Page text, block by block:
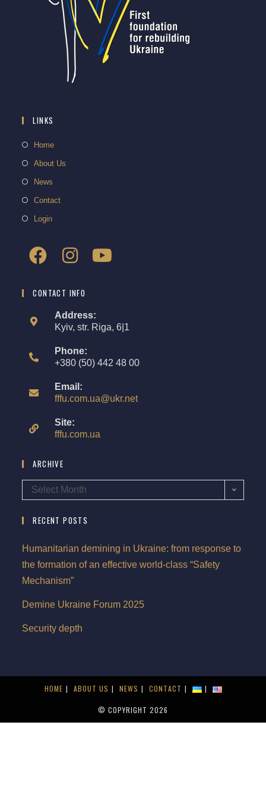
LINKS
Home
About Us
News
Contact
Login
CONTACT INFO
Address:
Kyiv, str. Riga, 6|1
Phone:
+380 (50) 442 48 00
Email:
fffu.com.ua@ukr.net
Site:
fffu.com.ua
ARCHIVE
Select Month
RECENT POSTS
Humanitarian demining in Ukraine: from response to
the formation of an effective world-class “Safety
Mechanism”
Demine Ukraine Forum 2025
Security depth
HOME ABOUT US NEWS CONTACT
© COPYRIGHT 2026